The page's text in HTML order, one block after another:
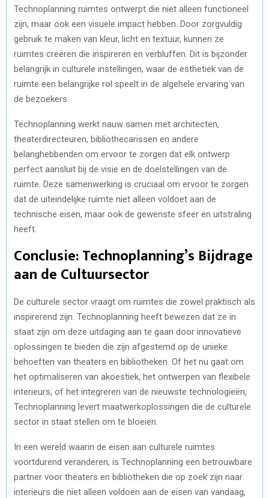
Technoplanning ruimtes ontwerpt die niet alleen functioneel
zijn, maar ook een visuele impact hebben. Door zorgvuldig
gebruik te maken van kleur, licht en textuur, kunnen ze
ruimtes creëren die inspireren en verbluffen. Dit is bijzonder
belangrijk in culturele instellingen, waar de esthetiek van de
ruimte een belangrijke rol speelt in de algehele ervaring van
de bezoekers.
Technoplanning werkt nauw samen met architecten,
theaterdirecteuren, bibliothecarissen en andere
belanghebbenden om ervoor te zorgen dat elk ontwerp
perfect aansluit bij de visie en de doelstellingen van de
ruimte. Deze samenwerking is cruciaal om ervoor te zorgen
dat de uiteindelijke ruimte niet alleen voldoet aan de
technische eisen, maar ook de gewenste sfeer en uitstraling
heeft.
Conclusie: Technoplanning’s Bijdrage
aan de Cultuursector
De culturele sector vraagt om ruimtes die zowel praktisch als
inspirerend zijn. Technoplanning heeft bewezen dat ze in
staat zijn om deze uitdaging aan te gaan door innovatieve
oplossingen te bieden die zijn afgestemd op de unieke
behoeften van theaters en bibliotheken. Of het nu gaat om
het optimaliseren van akoestiek, het ontwerpen van flexibele
interieurs, of het integreren van de nieuwste technologieën,
Technoplanning levert maatwerkoplossingen die de culturele
sector in staat stellen om te bloeien.
In een wereld waarin de eisen aan culturele ruimtes
voortdurend veranderen, is Technoplanning een betrouwbare
partner voor theaters en bibliotheken die op zoek zijn naar
interieurs die niet alleen voldoen aan de eisen van vandaag,